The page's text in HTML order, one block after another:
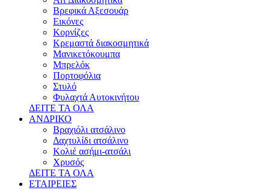
Βρεφικά Αξεσουάρ
Εικόνες
Κορνίζες
Κρεμαστά διακοσμητικά
Μανικετόκουμπα
Μπρελόκ
Πορτοφόλια
Στυλό
Φυλαχτά Αυτοκινήτου
ΔΕΙΤΕ ΤΑ ΟΛΑ
ΑΝΔΡΙΚΟ
Βραχιόλι ατσάλινο
Δαχτυλίδι ατσάλινο
Κολιέ ασήμι-ατσάλι
Χρυσός
ΔΕΙΤΕ ΤΑ ΟΛΑ
ΕΤΑΙΡΕΙΕΣ